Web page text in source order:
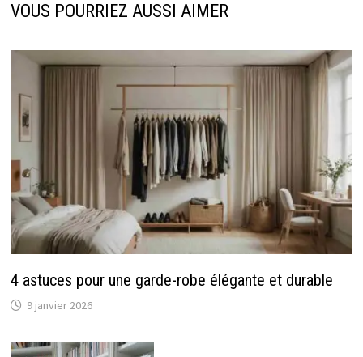
VOUS POURRIEZ AUSSI AIMER
4 astuces pour une garde-robe élégante et durable
9 janvier 2026